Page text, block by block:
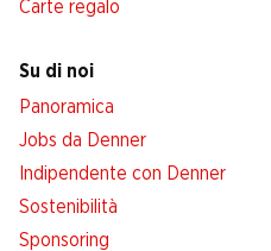
Carte regalo
Su di noi
Panoramica
Jobs da Denner
Indipendente con Denner
Sostenibilità
Sponsoring